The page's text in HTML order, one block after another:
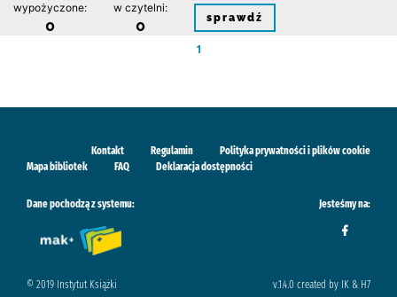
wypożyczone:
0
w czytelni:
0 sprawdź
1
Kontakt Regulamin
Polityka prywatności i plików cookie
Mapa bibliotek
FAQ Deklaracja dostępności
Dane pochodzą z systemu: Jesteśmy na:
© 2019 Instytut Książki v.1.4.0 created by IK & H7